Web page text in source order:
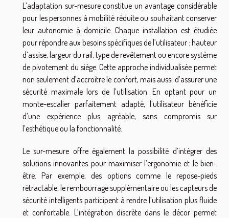
L’adaptation sur-mesure constitue un avantage considérable
pour les personnes à mobilité réduite ou souhaitant conserver
leur autonomie à domicile. Chaque installation est étudiée
pour répondre aux besoins spécifiques de l’utilisateur : hauteur
d’assise, largeur du rail, type de revêtement ou encore système
de pivotement du siège. Cette approche individualisée permet
non seulement d’accroître le confort, mais aussi d’assurer une
sécurité maximale lors de l’utilisation. En optant pour un
monte-escalier parfaitement adapté, l’utilisateur bénéficie
d’une expérience plus agréable, sans compromis sur
l’esthétique ou la fonctionnalité.
Le sur-mesure offre également la possibilité d’intégrer des
solutions innovantes pour maximiser l’ergonomie et le bien-
être. Par exemple, des options comme le repose-pieds
rétractable, le rembourrage supplémentaire ou les capteurs de
sécurité intelligents participent à rendre l’utilisation plus fluide
et confortable. L’intégration discrète dans le décor permet